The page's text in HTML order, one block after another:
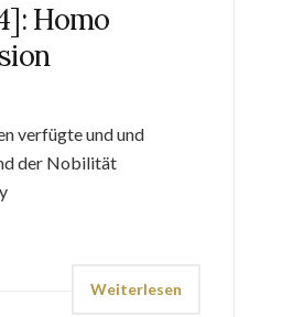
Homo
verfügte und und
der Nobilität
Weiterlesen